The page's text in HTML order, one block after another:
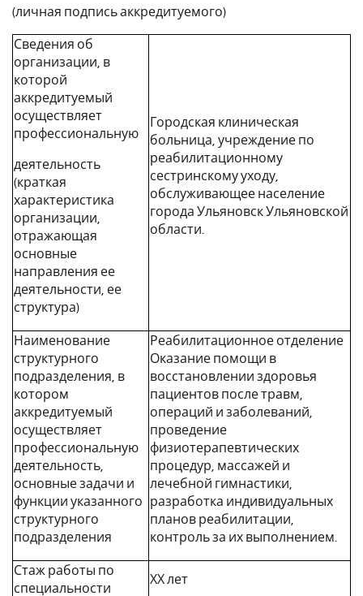
(личная подпись аккредитуемого)
Сведения об
организации, в
которой
аккредитуемый
осуществляет
профессиональную
деятельность
(краткая
характеристика
организации,
отражающая
основные
направления ее
деятельности, ее
структура)
Городская клиническая
больница, учреждение по
реабилитационному
сестринскому уходу,
обслуживающее население
города Ульяновск Ульяновской
области.
Наименование
структурного
подразделения, в
котором
аккредитуемый
осуществляет
профессиональную
деятельность,
основные задачи и
функции указанного
структурного
подразделения
Реабилитационное отделение
Оказание помощи в
восстановлении здоровья
пациентов после травм,
операций и заболеваний,
проведение
физиотерапевтических
процедур, массажей и
лечебной гимнастики,
разработка индивидуальных
планов реабилитации,
контроль за их выполнением.
Стаж работы по
специальности
ХХ лет